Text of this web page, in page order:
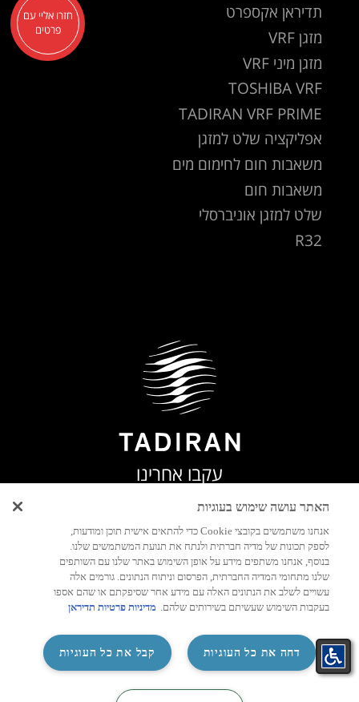
תדיראן אקספרט
מזגן VRF
מזגן מיני VRF
TOSHIBA VRF
TADIRAN VRF PRIME
אפליקציה שלט למזגן
משאבות חום לחימום מים
משאבות חום
שלט למזגן אוניברסלי
R32
עקבו אחרינו
חזרו אליי עם
פרטים
האתר עושה שימוש בעוגיות
אנחנו משתמשים בקובצי Cookie כדי להתאים אישית תוכן ומודעות,
לספק תכונות של מדיה חברתית ולנתח את תנועת המשתמשים שלנו.
בנוסף, אנחנו משתפים מידע על אופן השימוש באתר שלנו עם השותפים
שלנו מתחומי המדיה החברתית, הפרסום וניתוח הנתונים. גורמים אלה
עשויים לשלב את הנתונים האלה עם מידע אחר שסיפקתם או שהם אספו
בעקבות השימוש שעשיתם בשירותים שלהם. מדיניות פרטיות תדיראן
קבל את כל העוגיות ‏דחה את כל העוגיות